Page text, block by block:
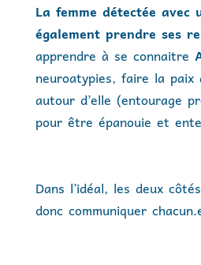
La femme détectée avec
également prendre ses
apprendre à se connaitre
neuroatypies, faire la paix
autour d’elle (entourage
pour être épanouie et
Dans l’idéal, les deux
donc communiquer